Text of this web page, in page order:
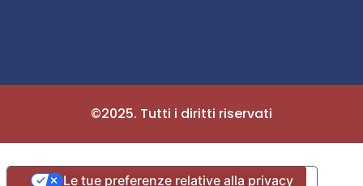
©2025. Tutti i diritti riservati
Le tue preferenze relative alla privacy